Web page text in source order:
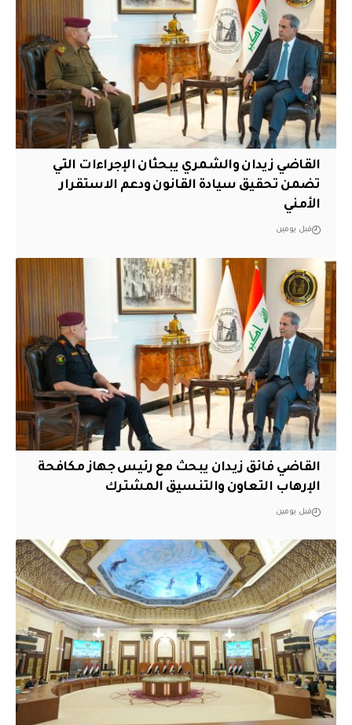
القاضي زيدان والشمري يبحثان الإجراءات التي
تضمن تحقيق سيادة القانون ودعم الاستقرار
الأمني
قبل يومين
القاضي فائق زيدان يبحث مع رئيس جهاز مكافحة
الإرهاب التعاون والتنسيق المشترك
قبل يومين